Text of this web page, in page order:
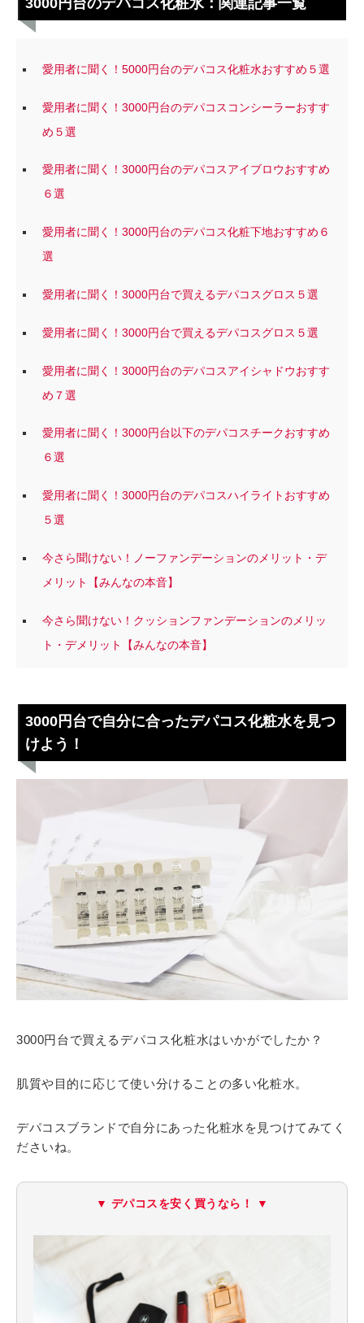
愛用者に聞く！5000円台のデパコス化粧水おすすめ５選
愛用者に聞く！3000円台のデパコスコンシーラーおすす
め５選
愛用者に聞く！3000円台のデパコスアイブロウおすすめ
６選
愛用者に聞く！3000円台のデパコス化粧下地おすすめ６
選
愛用者に聞く！3000円台で買えるデパコスグロス５選
愛用者に聞く！3000円台で買えるデパコスグロス５選
愛用者に聞く！3000円台のデパコスアイシャドウおすす
め７選
愛用者に聞く！3000円台以下のデパコスチークおすすめ
６選
愛用者に聞く！3000円台のデパコスハイライトおすすめ
５選
今さら聞けない！ノーファンデーションのメリット・デ
メリット【みんなの本音】
今さら聞けない！クッションファンデーションのメリッ
ト・デメリット【みんなの本音】
3000円台で自分に合ったデパコス化粧水を見つ
けよう！
3000円台で買えるデパコス化粧水はいかがでしたか？
肌質や目的に応じて使い分けることの多い化粧水。
デパコスブランドで自分にあった化粧水を見つけてみてく
ださいね。
▼ デパコスを安く買うなら！ ▼